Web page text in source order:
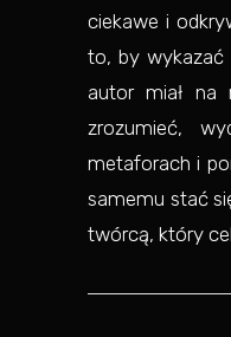
ciekawe i
to, by wykazać
autor miał na
zrozumieć,
metaforach i
samemu stać
twórcą, który